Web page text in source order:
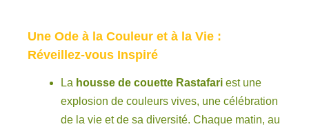
Une Ode à la Couleur et à la Vie :
Réveillez-vous Inspiré
La housse de couette Rastafari est une
explosion de couleurs vives, une célébration
de la vie et de sa diversité. Chaque matin, au